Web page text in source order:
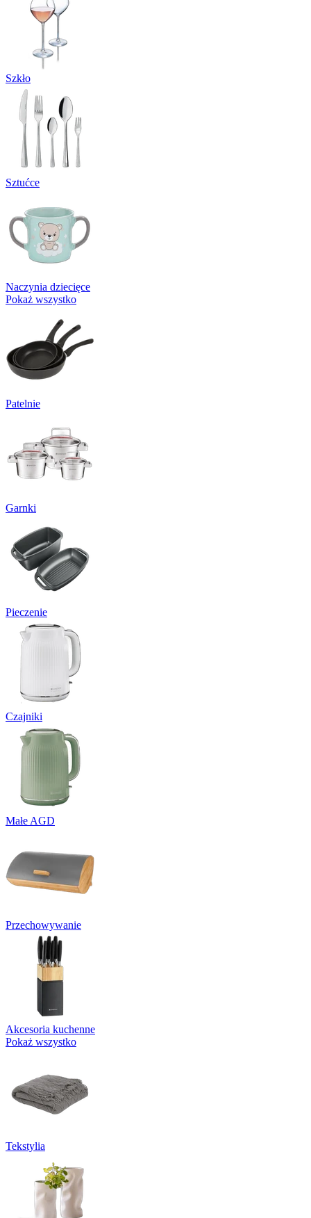
Szkło
Sztućce
Naczynia dziecięce
Pokaż wszystko
Patelnie
Garnki
Pieczenie
Czajniki
Małe AGD
Przechowywanie
Akcesoria kuchenne
Pokaż wszystko
Tekstylia